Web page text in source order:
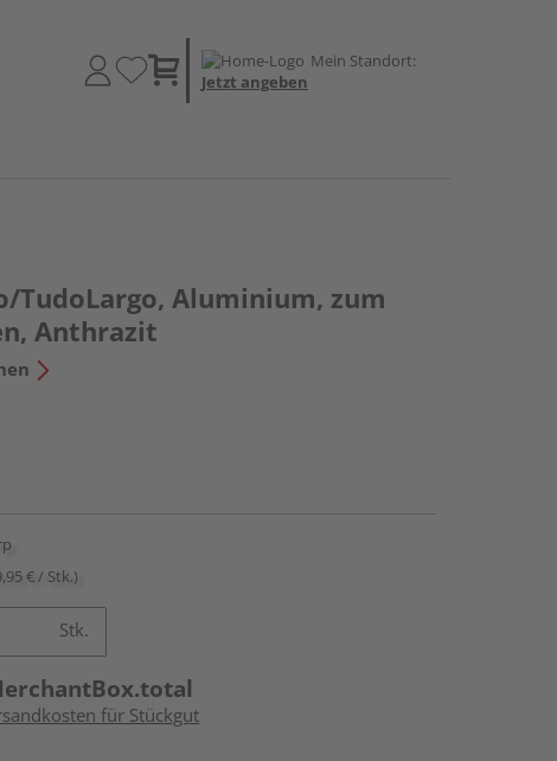
Mein Standort:
Jetzt angeben
TudoLargo, Aluminium, zum
Anthrazit
€ / Stk.)
Stk.
für Stückgut